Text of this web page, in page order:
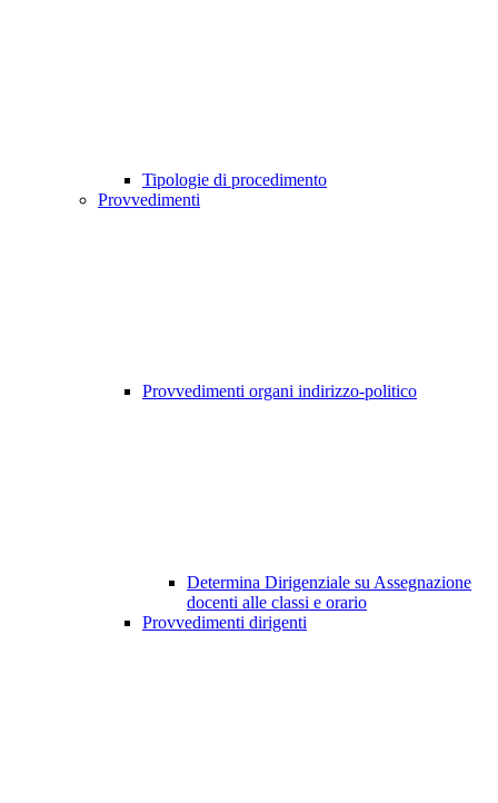
Tipologie di procedimento
Provvedimenti
Provvedimenti organi indirizzo-politico
Determina Dirigenziale su Assegnazione
docenti alle classi e orario
Provvedimenti dirigenti